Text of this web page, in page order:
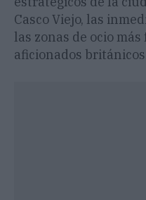
Casco Viejo, las
las zonas de ocio
aficionados